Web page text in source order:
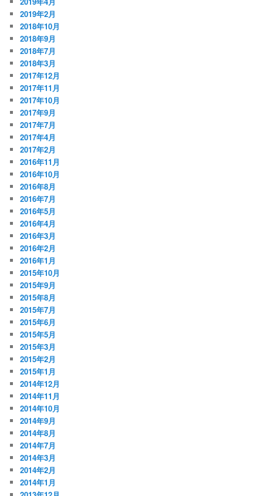
2019年2月
2018年10月
2018年9月
2018年7月
2018年3月
2017年12月
2017年11月
2017年10月
2017年9月
2017年7月
2017年4月
2017年2月
2016年11月
2016年10月
2016年8月
2016年7月
2016年5月
2016年4月
2016年3月
2016年2月
2016年1月
2015年10月
2015年9月
2015年8月
2015年7月
2015年6月
2015年5月
2015年3月
2015年2月
2015年1月
2014年12月
2014年11月
2014年10月
2014年9月
2014年8月
2014年7月
2014年3月
2014年2月
2014年1月